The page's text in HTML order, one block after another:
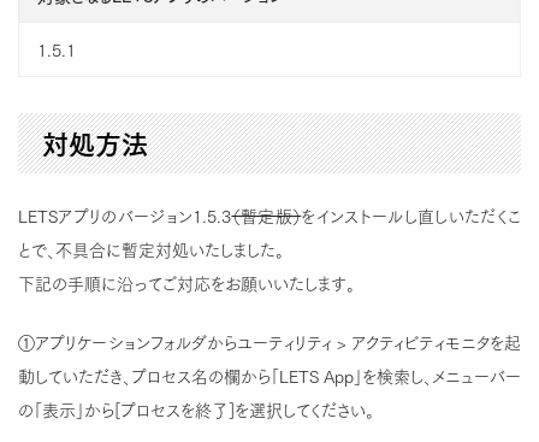
1.5.1
対処方法
LETSアプリのバージョン1.5.3（暫定版）をインストールし直しいただくこ
とで、不具合に暫定対処いたしました。
下記の手順に沿ってご対応をお願いいたします。
①アプリケーションフォルダからユーティリティ > アクティビティモニタを起
動していただき、プロセス名の欄から「LETS App」を検索し、メニューバー
の「表示」から[プロセスを終了]を選択してください。